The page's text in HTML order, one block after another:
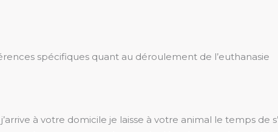
spécifiques quant au déroulement de l’euthanasie
à votre domicile je laisse à votre animal le temps de